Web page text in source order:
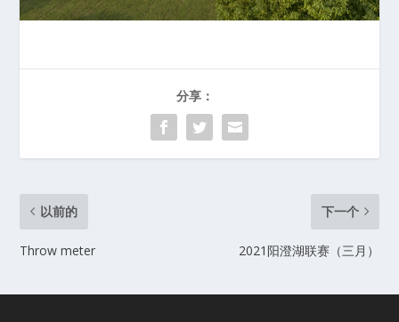
分享：
以前的
Throw meter
下一个
2021阳澄湖联赛（三月）